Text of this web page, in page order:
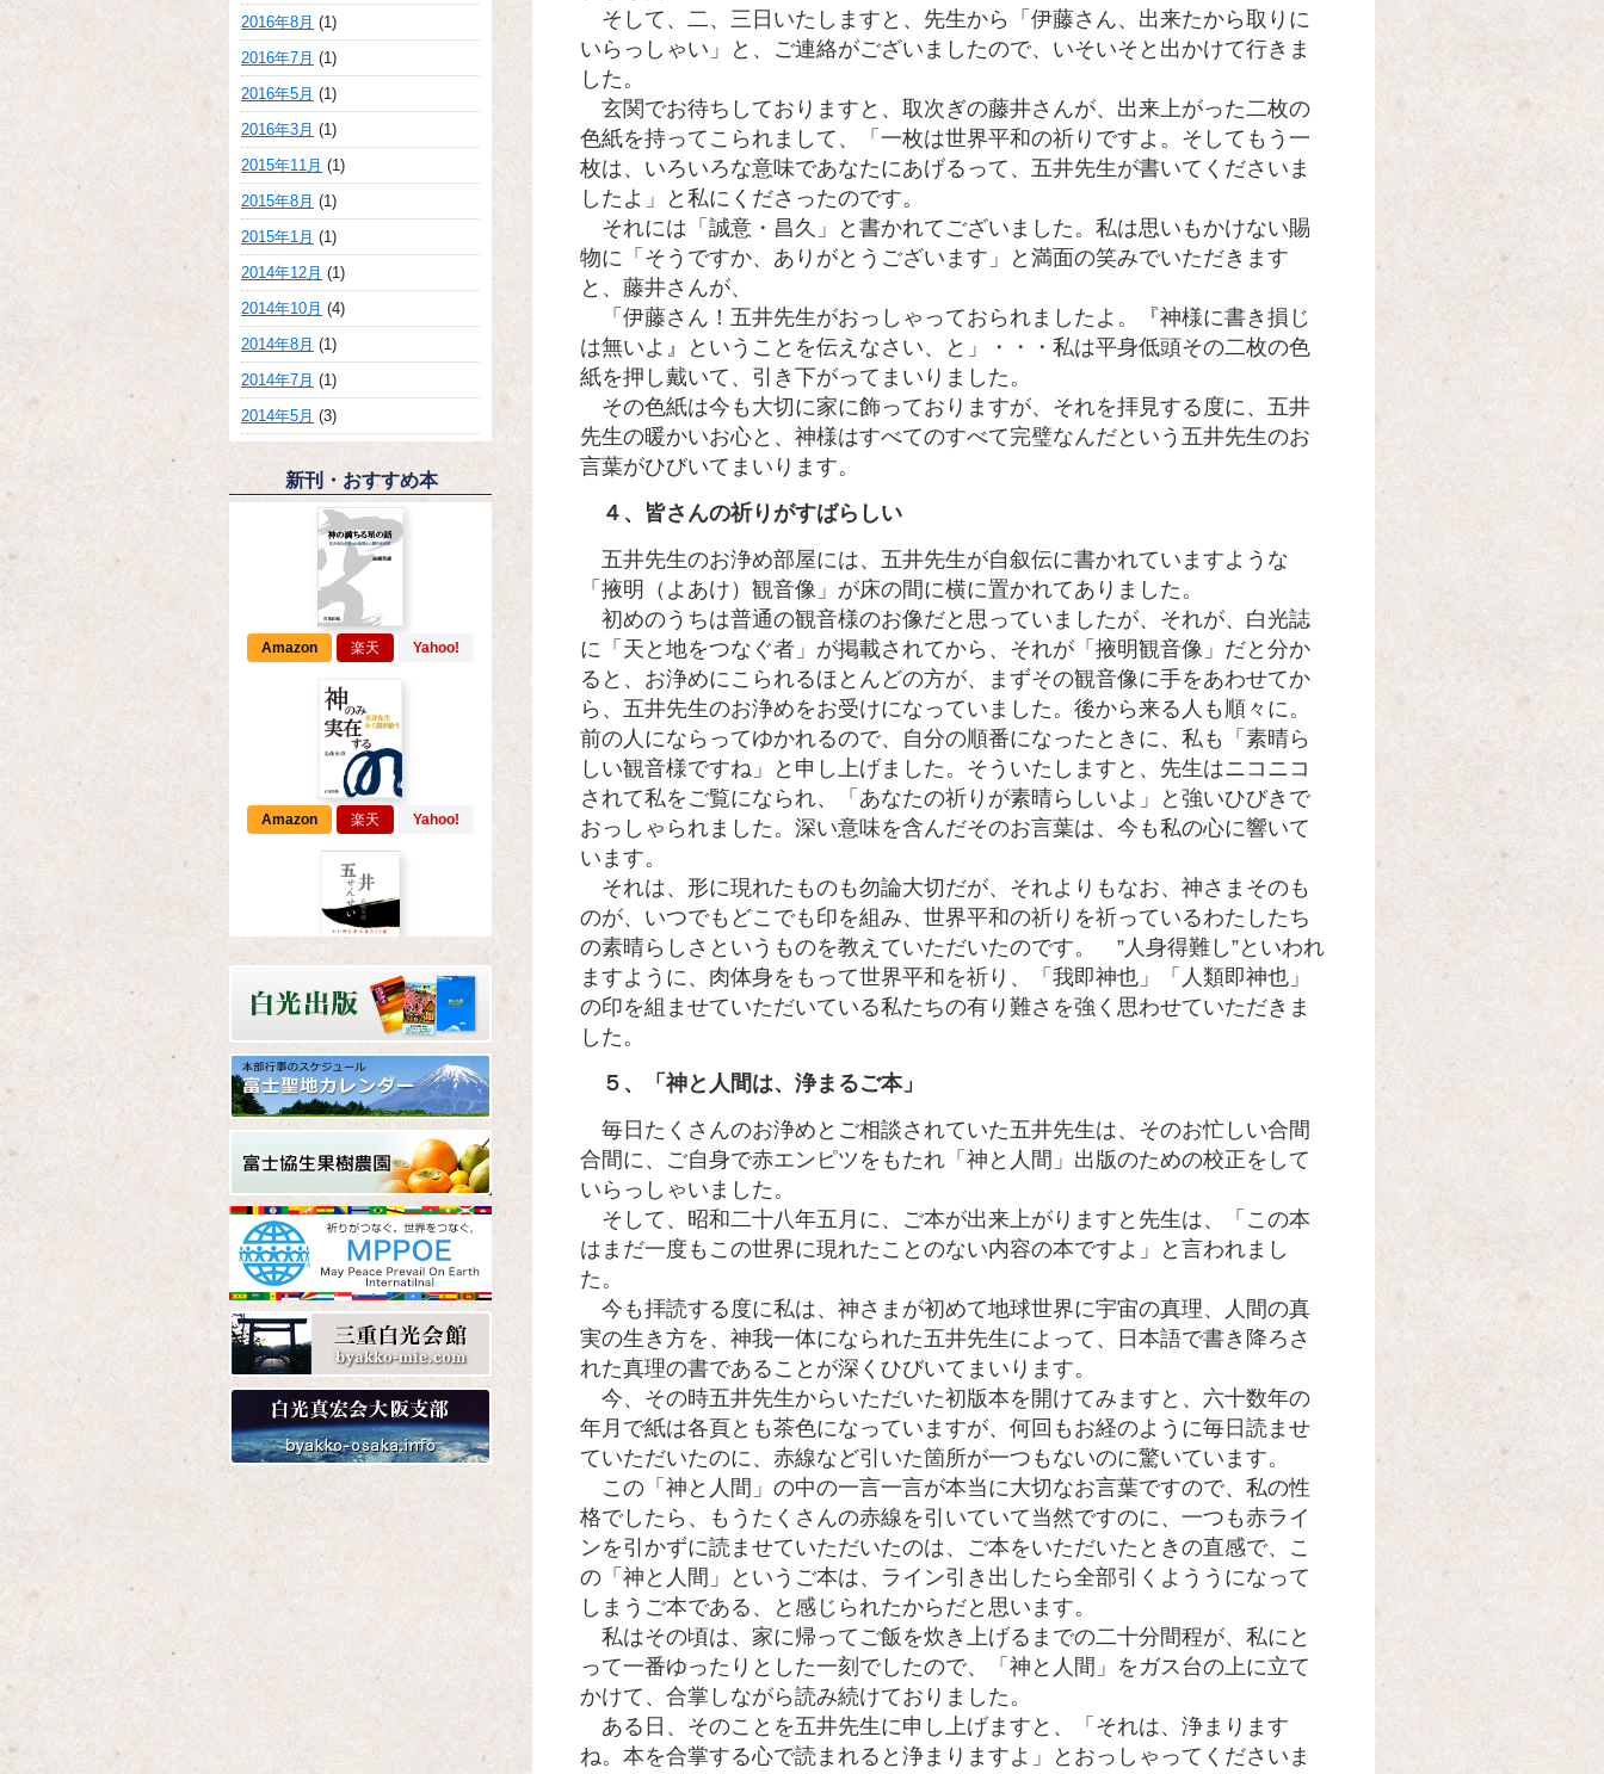
そして、二、三日いたしますと、先生から「伊藤さん、出来たから取りに
いらっしゃい」と、ご連絡がございましたので、いそいそと出かけて行きま
した。
玄関でお待ちしておりますと、取次ぎの藤井さんが、出来上がった二枚の
色紙を持ってこられまして、「一枚は世界平和の祈りですよ。そしてもう一
枚は、いろいろな意味であなたにあげるって、五井先生が書いてくださいま
したよ」と私にくださったのです。
それには「誠意・昌久」と書かれてございました。私は思いもかけない賜
物に「そうですか、ありがとうございます」と満面の笑みでいただきます
と、藤井さんが、
「伊藤さん！五井先生がおっしゃっておられましたよ。『神様に書き損じ
は無いよ』ということを伝えなさい、と」・・・私は平身低頭その二枚の色
紙を押し戴いて、引き下がってまいりました。
その色紙は今も大切に家に飾っておりますが、それを拝見する度に、五井
先生の暖かいお心と、神様はすべてのすべて完璧なんだという五井先生のお
言葉がひびいてまいります。
４、皆さんの祈りがすばらしい
五井先生のお浄め部屋には、五井先生が自叙伝に書かれていますような
「掖明（よあけ）観音像」が床の間に横に置かれてありました。
初めのうちは普通の観音様のお像だと思っていましたが、それが、白光誌
に「天と地をつなぐ者」が掲載されてから、それが「掖明観音像」だと分か
ると、お浄めにこられるほとんどの方が、まずその観音像に手をあわせてか
ら、五井先生のお浄めをお受けになっていました。後から来る人も順々に。
前の人にならってゆかれるので、自分の順番になったときに、私も「素晴ら
しい観音様ですね」と申し上げました。そういたしますと、先生はニコニコ
されて私をご覧になられ、「あなたの祈りが素晴らしいよ」と強いひびきで
おっしゃられました。深い意味を含んだそのお言葉は、今も私の心に響いて
います。
それは、形に現れたものも勿論大切だが、それよりもなお、神さまそのも
のが、いつでもどこでも印を組み、世界平和の祈りを祈っているわたしたち
の素晴らしさというものを教えていただいたのです。 ”人身得難し”といわれ
ますように、肉体身をもって世界平和を祈り、「我即神也」「人類即神也」
の印を組ませていただいている私たちの有り難さを強く思わせていただきま
した。
５、「神と人間は、浄まるご本」
毎日たくさんのお浄めとご相談されていた五井先生は、そのお忙しい合間
合間に、ご自身で赤エンピツをもたれ「神と人間」出版のための校正をして
いらっしゃいました。
そして、昭和二十八年五月に、ご本が出来上がりますと先生は、「この本
はまだ一度もこの世界に現れたことのない内容の本ですよ」と言われまし
た。
今も拝読する度に私は、神さまが初めて地球世界に宇宙の真理、人間の真
実の生き方を、神我一体になられた五井先生によって、日本語で書き降ろさ
れた真理の書であることが深くひびいてまいります。
今、その時五井先生からいただいた初版本を開けてみますと、六十数年の
年月で紙は各頁とも茶色になっていますが、何回もお経のように毎日読ませ
ていただいたのに、赤線など引いた箇所が一つもないのに驚いています。
この「神と人間」の中の一言一言が本当に大切なお言葉ですので、私の性
格でしたら、もうたくさんの赤線を引いていて当然ですのに、一つも赤ライ
ンを引かずに読ませていただいたのは、ご本をいただいたときの直感で、こ
の「神と人間」というご本は、ライン引き出したら全部引くよううになって
しまうご本である、と感じられたからだと思います。
私はその頃は、家に帰ってご飯を炊き上げるまでの二十分間程が、私にと
って一番ゆったりとした一刻でしたので、「神と人間」をガス台の上に立て
かけて、合掌しながら読み続けておりました。
ある日、そのことを五井先生に申し上げますと、「それは、浄まります
ね。本を合掌する心で読まれると浄まりますよ」とおっしゃってくださいま
2016年8月 (1)
2016年7月 (1)
2016年5月 (1)
2016年3月 (1)
2015年11月 (1)
2015年8月 (1)
2015年1月 (1)
2014年12月 (1)
2014年10月 (4)
2014年8月 (1)
2014年7月 (1)
2014年5月 (3)
新刊・おすすめ本
Amazon 楽天 Yahoo!
Amazon 楽天 Yahoo!
Amazon 楽天 Yahoo!
Amazon 楽天 Yahoo!
Amazon 楽天 Yahoo!
楽天